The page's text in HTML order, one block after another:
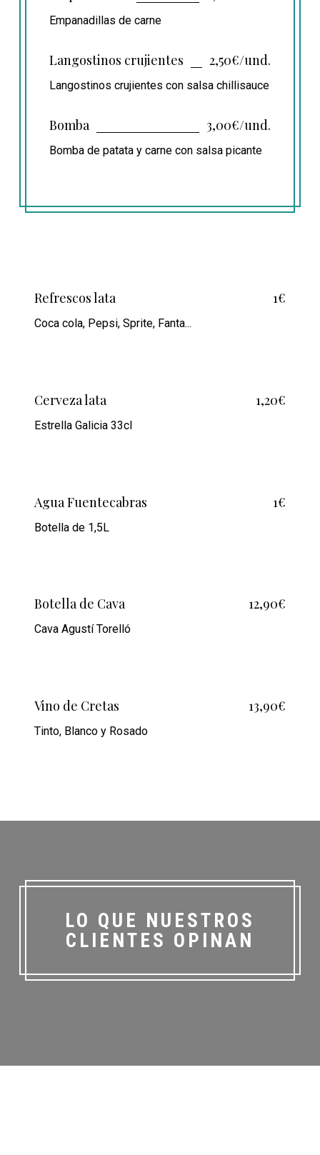
Empanadillas de carne
Langostinos crujientes 2,50€/und.
Langostinos crujientes con salsa chillisauce
Bomba 3,00€/und.
Bomba de patata y carne con salsa picante
Refrescos lata 1€
Coca cola, Pepsi, Sprite, Fanta...
Cerveza lata 1,20€
Estrella Galicia 33cl
Agua Fuentecabras 1€
Botella de 1,5L
Botella de Cava 12,90€
Cava Agustí Torelló
Vino de Cretas 13,90€
Tinto, Blanco y Rosado
LO QUE NUESTROS
CLIENTES OPINAN